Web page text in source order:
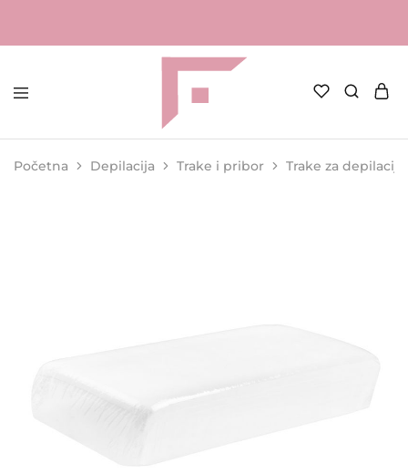
FAME
Profesionalna
za
kozmetičke
Početna Depilacija Trake i pribor Trake za